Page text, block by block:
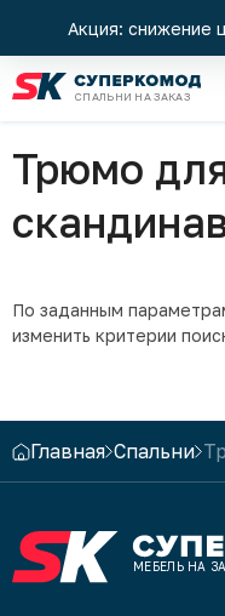
Акция: снижение
СПАЛЬНИ НА ЗАКАЗ
Спальни
Трюмо
По заданным
изменить критерии
Главная Спальни
МЕБЕЛЬ НА